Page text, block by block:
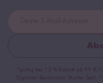
*gültig bei 15 % Rabatt ab 99 €/
Digitaler Reiskocher Starter Set),